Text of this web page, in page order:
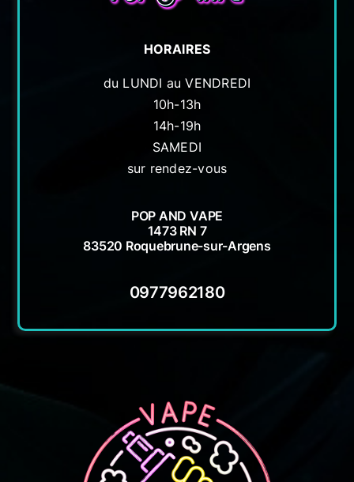
HORAIRES
du LUNDI au VENDREDI
10h-13h
14h-19h
SAMEDI
sur rendez-vous
POP AND VAPE
1473 RN 7
83520 Roquebrune-sur-Argens
0977962180